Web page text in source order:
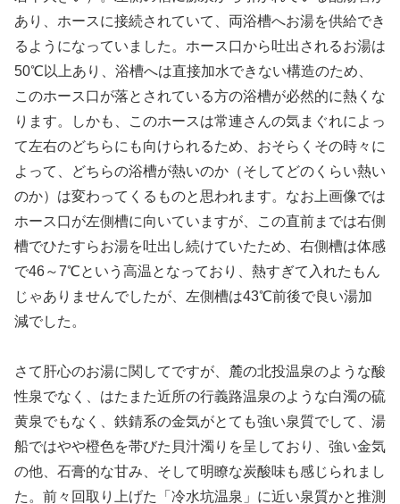
あり、ホースに接続されていて、両浴槽へお湯を供給でき
るようになっていました。ホース口から吐出されるお湯は
50℃以上あり、浴槽へは直接加水できない構造のため、
このホース口が落とされている方の浴槽が必然的に熱くな
ります。しかも、このホースは常連さんの気まぐれによっ
て左右のどちらにも向けられるため、おそらくその時々に
よって、どちらの浴槽が熱いのか（そしてどのくらい熱い
のか）は変わってくるものと思われます。なお上画像では
ホース口が左側槽に向いていますが、この直前までは右側
槽でひたすらお湯を吐出し続けていたため、右側槽は体感
で46～7℃という高温となっており、熱すぎて入れたもん
じゃありませんでしたが、左側槽は43℃前後で良い湯加
減でした。
さて肝心のお湯に関してですが、麓の北投温泉のような酸
性泉でなく、はたまた近所の行義路温泉のような白濁の硫
黄泉でもなく、鉄錆系の金気がとても強い泉質でして、湯
船ではやや橙色を帯びた貝汁濁りを呈しており、強い金気
の他、石膏的な甘み、そして明瞭な炭酸味も感じられまし
た。前々回取り上げた「冷水坑温泉」に近い泉質かと推測